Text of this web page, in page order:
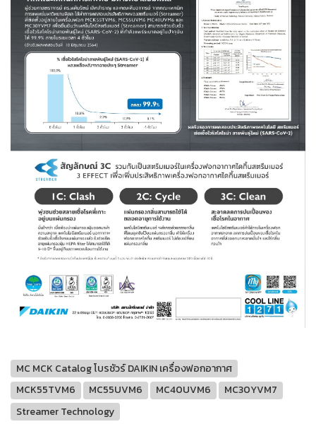
MC MCK Catalog โบรชัวร์ DAIKIN เครื่องฟอกอากาศ
MCK55TVM6
MC55UVM6 MC40UVM6
MC30YVM7
Streamer Technology